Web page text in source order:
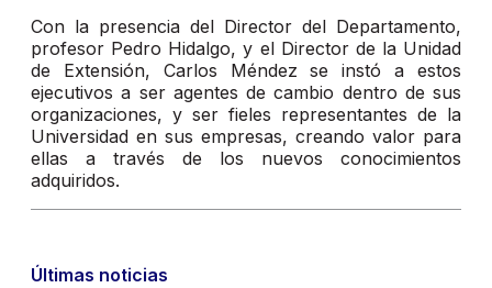
Con la presencia del Director del Departamento,
profesor Pedro Hidalgo, y el Director de la Unidad
de Extensión, Carlos Méndez se instó a estos
ejecutivos a ser agentes de cambio dentro de sus
organizaciones, y ser fieles representantes de la
Universidad en sus empresas, creando valor para
ellas a través de los nuevos conocimientos
adquiridos.
Últimas noticias